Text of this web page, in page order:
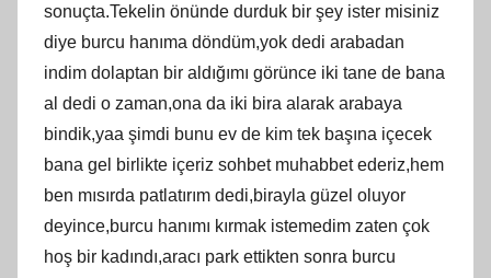
sonuçta.Tekelin önünde durduk bir şey ister misiniz
diye burcu hanıma döndüm,yok dedi arabadan
indim dolaptan bir aldığımı görünce iki tane de bana
al dedi o zaman,ona da iki bira alarak arabaya
bindik,yaa şimdi bunu ev de kim tek başına içecek
bana gel birlikte içeriz sohbet muhabbet ederiz,hem
ben mısırda patlatırım dedi,birayla güzel oluyor
deyince,burcu hanımı kırmak istemedim zaten çok
hoş bir kadındı,aracı park ettikten sonra burcu